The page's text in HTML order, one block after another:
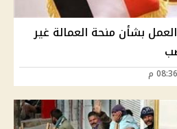
بشأن منحة العمالة غير